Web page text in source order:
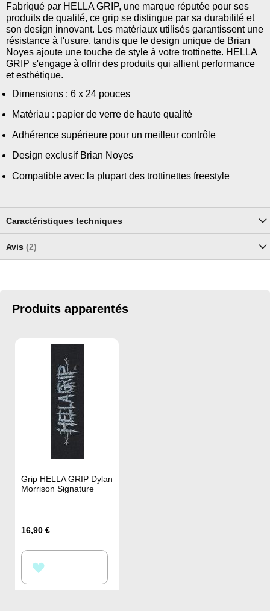
Fabriqué par HELLA GRIP, une marque réputée pour ses
produits de qualité, ce grip se distingue par sa durabilité et
son design innovant. Les matériaux utilisés garantissent une
résistance à l'usure, tandis que le design unique de Brian
Noyes ajoute une touche de style à votre trottinette. HELLA
GRIP s'engage à offrir des produits qui allient performance
et esthétique.
Dimensions : 6 x 24 pouces
Matériau : papier de verre de haute qualité
Adhérence supérieure pour un meilleur contrôle
Design exclusif Brian Noyes
Compatible avec la plupart des trottinettes freestyle
Caractéristiques techniques
Avis 2
Produits apparentés
Grip HELLA GRIP Dylan
Morrison Signature
16,90 €
À